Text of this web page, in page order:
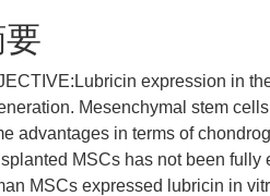
expression in
Mesenchymal stem
advantages in terms of
MSCs has not been fully
MSCs expressed lubricin in